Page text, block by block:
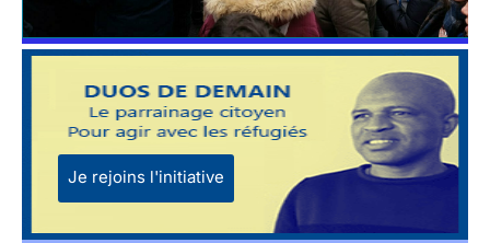
Je rejoins l'initiative